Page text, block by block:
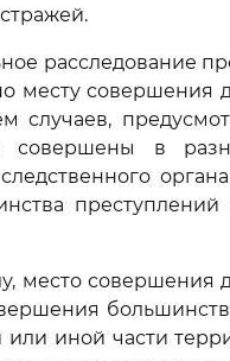
расследование
месту совершения
случаев,
совершены в
место совершения
или иной части